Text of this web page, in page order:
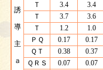
誘
導
主
ａ
Ｔ
3.4 3.4
Ｔ
3.7 3.6
Ｔ
1.2 1.0
ＰＱ
0.17 0.17
ＱＴ
0.38 0.37
ＱＲＳ
0.07 0.07